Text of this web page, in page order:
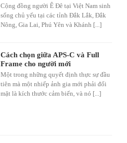
Cộng đồng người Ê Đê tại Việt Nam sinh
sống chủ yếu tại các tỉnh Đắk Lắk, Đắk
Nông, Gia Lai, Phú Yên và Khánh [...]
Cách chọn giữa APS-C và Full
Frame cho người mới
Một trong những quyết định thực sự đầu
tiên mà một nhiếp ảnh gia mới phải đối
mặt là kích thước cảm biến, và nó [...]